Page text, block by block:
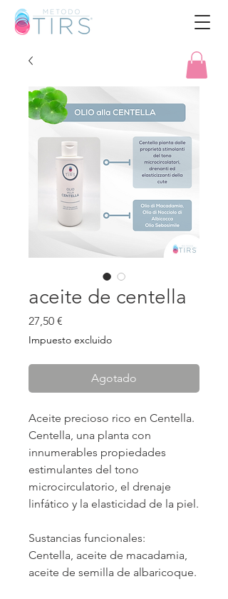
aceite de centella
27,50 €
Impuesto excluido
Agotado
Aceite precioso rico en Centella.
Centella, una planta con
innumerables propiedades
estimulantes del tono
microcirculatorio, el drenaje
linfático y la elasticidad de la piel.
Sustancias funcionales:
Centella, aceite de macadamia,
aceite de semilla de albaricoque.